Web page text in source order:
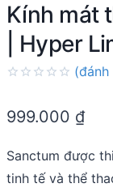
Kính mát
| Hyper
out
(đánh
999.000 ₫
Sanctum được
tinh tế và thể